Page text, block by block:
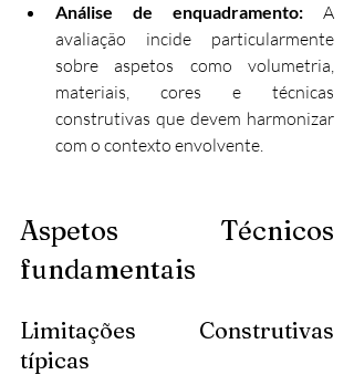
Análise de enquadramento: A
avaliação incide particularmente
sobre aspetos como volumetria,
materiais, cores e técnicas
construtivas que devem harmonizar
com o contexto envolvente.
Aspetos Técnicos
fundamentais
Limitações Construtivas
típicas